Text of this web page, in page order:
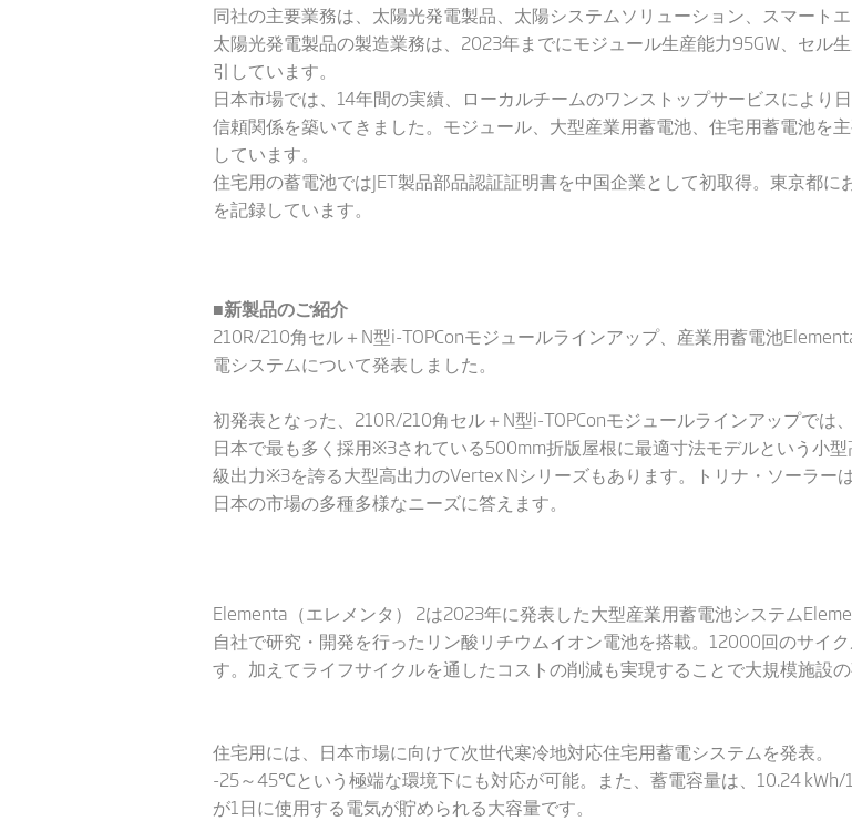
同社の主要業務は、太陽光発電製品、太陽システムソリューション、スマート
太陽光発電製品の製造業務は、2023年までにモジュール生産能力95GW、セル
引しています。
日本市場では、14年間の実績、ローカルチームのワンストップサービスにより
信頼関係を築いてきました。モジュール、大型産業用蓄電池、住宅用蓄電池を
しています。
住宅用の蓄電池ではJET製品部品認証証明書を中国企業として初取得。東京都
を記録しています。
■新製品のご紹介
210R/210角セル＋N型i-TOPConモジュールラインアップ、産業用蓄電池
電システムについて発表しました。
初発表となった、210R/210角セル＋N型i-TOPConモジュールラインアップで
日本で最も多く採用※3されている500mm折版屋根に最適寸法モデルという小
級出力※3を誇る大型高出力のVertex Nシリーズもあります。トリナ・ソーラー
日本の市場の多種多様なニーズに答えます。
Elementa（エレメンタ） 2は2023年に発表した大型産業用蓄電池システム
自社で研究・開発を行ったリン酸リチウムイオン電池を搭載。12000回のサイ
す。加えてライフサイクルを通したコストの削減も実現することで大規模施設
住宅用には、日本市場に向けて次世代寒冷地対応住宅用蓄電システムを発表。
-25～45℃という極端な環境下にも対応が可能。また、蓄電容量は、10.24 kWh/
が1日に使用する電気が貯められる大容量です。